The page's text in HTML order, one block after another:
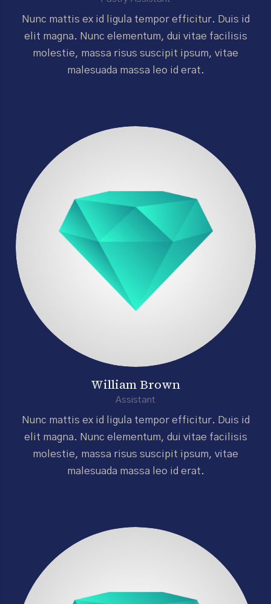
Nunc mattis ex id ligula tempor efficitur. Duis id
elit magna. Nunc elementum, dui vitae facilisis
molestie, massa risus suscipit ipsum, vitae
malesuada massa leo id erat.
William Brown
Assistant
Nunc mattis ex id ligula tempor efficitur. Duis id
elit magna. Nunc elementum, dui vitae facilisis
molestie, massa risus suscipit ipsum, vitae
malesuada massa leo id erat.